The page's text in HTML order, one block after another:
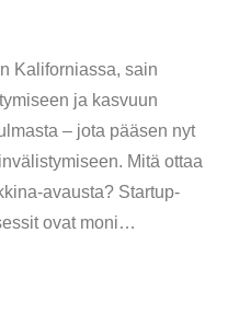
Kaliforniassa, sain
ja kasvuun
– jota pääsen nyt
Mitä ottaa
avausta? Startup-
ovat moni…